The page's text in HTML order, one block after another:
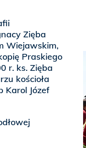
Zięba
Wiejawskim,
Praskiego
r. ks. Zięba
kościoła
Karol Józef